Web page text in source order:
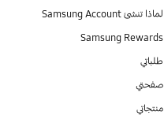
لماذا تنشئ Samsung Account
Samsung Rewards
طلباتي
صفحتي
منتجاتي